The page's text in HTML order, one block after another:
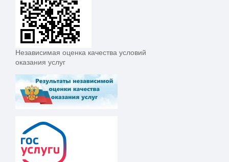
Независимая оценка качества условий
оказания услуг